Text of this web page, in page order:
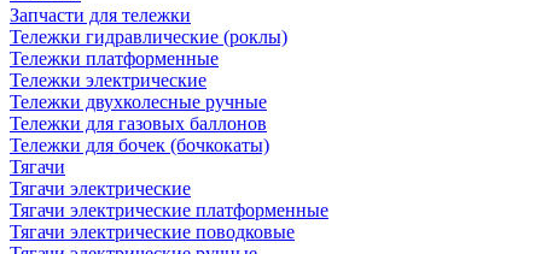
Запчасти для тележки
Тележки гидравлические (роклы)
Тележки платформенные
Тележки электрические
Тележки двухколесные ручные
Тележки для газовых баллонов
Тележки для бочек (бочкокаты)
Тягачи
Тягачи электрические
Тягачи электрические платформенные
Тягачи электрические поводковые